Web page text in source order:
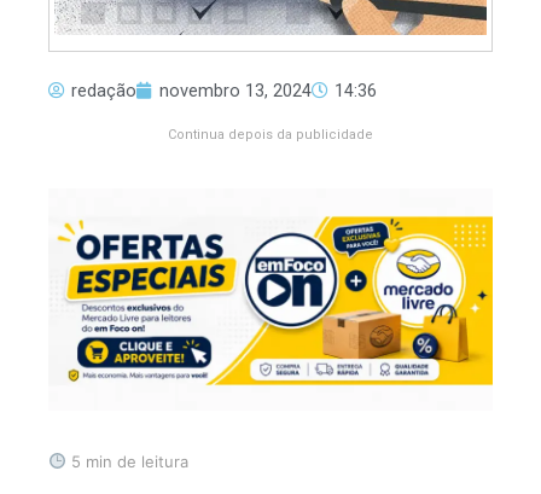
redação novembro 13, 2024 14:36
Continua depois da publicidade
5 min de leitura